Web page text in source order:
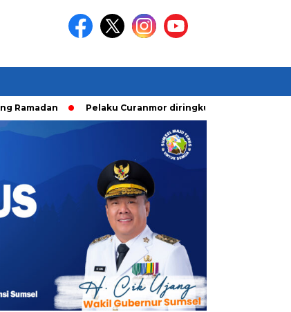
Pelaku Curanmor diringkusi Unit Ranmor Polrestabes